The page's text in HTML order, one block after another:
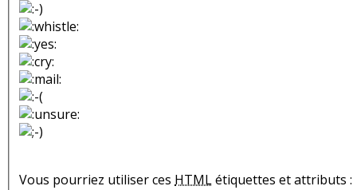
Vous pourriez utiliser ces HTMLétiquettes et attributs :